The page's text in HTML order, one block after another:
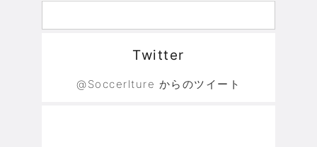
Twitter
@Soccerlture からのツイート